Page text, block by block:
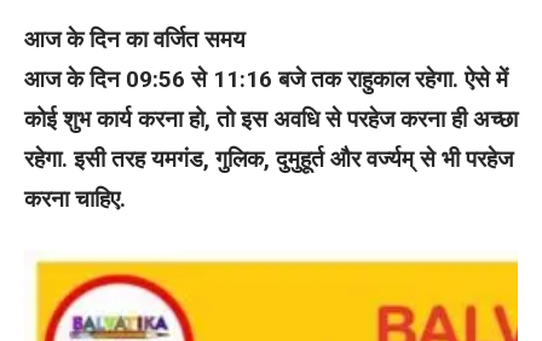
आज के दिन का वर्जित समय
आज के दिन 09:56 से 11:16 बजे तक राहुकाल रहेगा. ऐसे में
कोई शुभ कार्य करना हो, तो इस अवधि से परहेज करना ही अच्छा
रहेगा. इसी तरह यमगंड, गुलिक, दुमुहूर्त और वर्ज्यम् से भी परहेज
करना चाहिए.